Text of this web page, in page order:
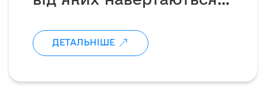
ДЕТАЛЬНІШЕ